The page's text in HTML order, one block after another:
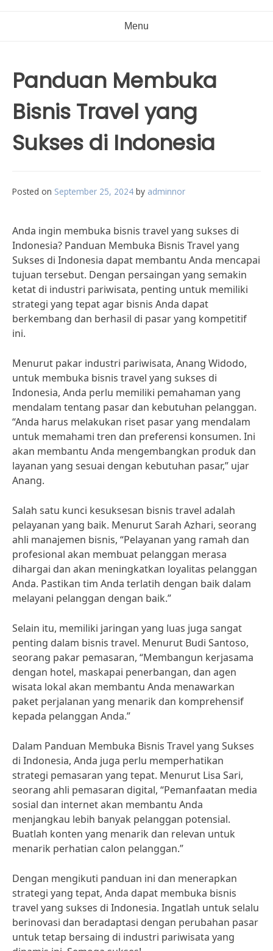
Menu
Panduan Membuka
Bisnis Travel yang
Sukses di Indonesia
Posted on September 25, 2024 by adminnor
Anda ingin membuka bisnis travel yang sukses di
Indonesia? Panduan Membuka Bisnis Travel yang
Sukses di Indonesia dapat membantu Anda mencapai
tujuan tersebut. Dengan persaingan yang semakin
ketat di industri pariwisata, penting untuk memiliki
strategi yang tepat agar bisnis Anda dapat
berkembang dan berhasil di pasar yang kompetitif
ini.
Menurut pakar industri pariwisata, Anang Widodo,
untuk membuka bisnis travel yang sukses di
Indonesia, Anda perlu memiliki pemahaman yang
mendalam tentang pasar dan kebutuhan pelanggan.
“Anda harus melakukan riset pasar yang mendalam
untuk memahami tren dan preferensi konsumen. Ini
akan membantu Anda mengembangkan produk dan
layanan yang sesuai dengan kebutuhan pasar,” ujar
Anang.
Salah satu kunci kesuksesan bisnis travel adalah
pelayanan yang baik. Menurut Sarah Azhari, seorang
ahli manajemen bisnis, “Pelayanan yang ramah dan
profesional akan membuat pelanggan merasa
dihargai dan akan meningkatkan loyalitas pelanggan
Anda. Pastikan tim Anda terlatih dengan baik dalam
melayani pelanggan dengan baik.”
Selain itu, memiliki jaringan yang luas juga sangat
penting dalam bisnis travel. Menurut Budi Santoso,
seorang pakar pemasaran, “Membangun kerjasama
dengan hotel, maskapai penerbangan, dan agen
wisata lokal akan membantu Anda menawarkan
paket perjalanan yang menarik dan komprehensif
kepada pelanggan Anda.”
Dalam Panduan Membuka Bisnis Travel yang Sukses
di Indonesia, Anda juga perlu memperhatikan
strategi pemasaran yang tepat. Menurut Lisa Sari,
seorang ahli pemasaran digital, “Pemanfaatan media
sosial dan internet akan membantu Anda
menjangkau lebih banyak pelanggan potensial.
Buatlah konten yang menarik dan relevan untuk
menarik perhatian calon pelanggan.”
Dengan mengikuti panduan ini dan menerapkan
strategi yang tepat, Anda dapat membuka bisnis
travel yang sukses di Indonesia. Ingatlah untuk selalu
berinovasi dan beradaptasi dengan perubahan pasar
untuk tetap bersaing di industri pariwisata yang